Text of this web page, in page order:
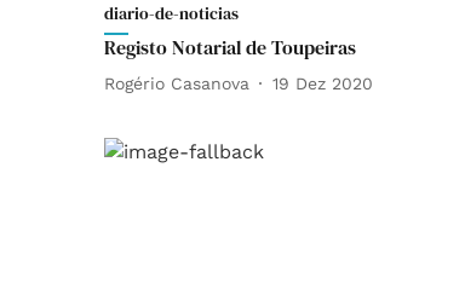
diario-de-noticias
Registo Notarial de Toupeiras
Rogério Casanova 19 Dez 2020